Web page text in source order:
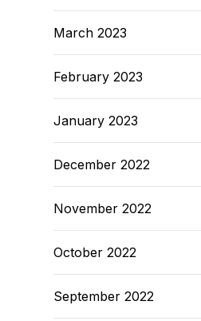
March 2023
February 2023
January 2023
December 2022
November 2022
October 2022
September 2022